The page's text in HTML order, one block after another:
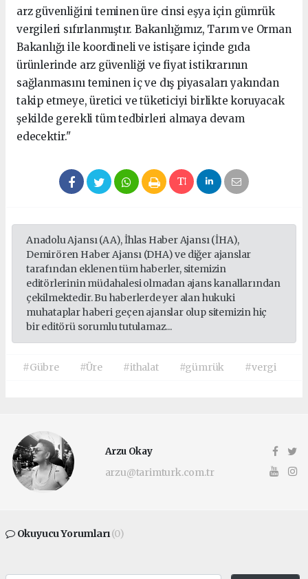
arz güvenliğini teminen üre cinsi eşya için gümrük
vergileri sıfırlanmıştır. Bakanlığımız, Tarım ve Orman
Bakanlığı ile koordineli ve istişare içinde gıda
ürünlerinde arz güvenliği ve fiyat istikrarının
sağlanmasını teminen iç ve dış piyasaları yakından
takip etmeye, üretici ve tüketiciyi birlikte koruyacak
şekilde gerekli tüm tedbirleri almaya devam
edecektir."
Anadolu Ajansı (AA), İhlas Haber Ajansı (İHA),
Demirören Haber Ajansı (DHA) ve diğer ajanslar
tarafından eklenen tüm haberler, sitemizin
editörlerinin müdahalesi olmadan ajans kanallarından
çekilmektedir. Bu haberlerde yer alan hukuki
muhataplar haberi geçen ajanslar olup sitemizin hiç
bir editörü sorumlu tutulamaz...
#Gübre #Üre #ithalat #gümrük #vergi
Arzu Okay
arzu@tarimturk.com.tr
Okuyucu Yorumları(0)